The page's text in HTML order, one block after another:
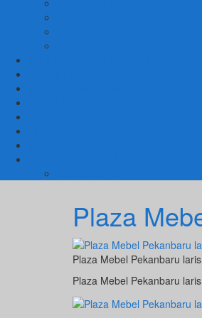
Plaza
Plaza Mebel Pekanbaru laris
Plaza Mebel Pekanbaru laris